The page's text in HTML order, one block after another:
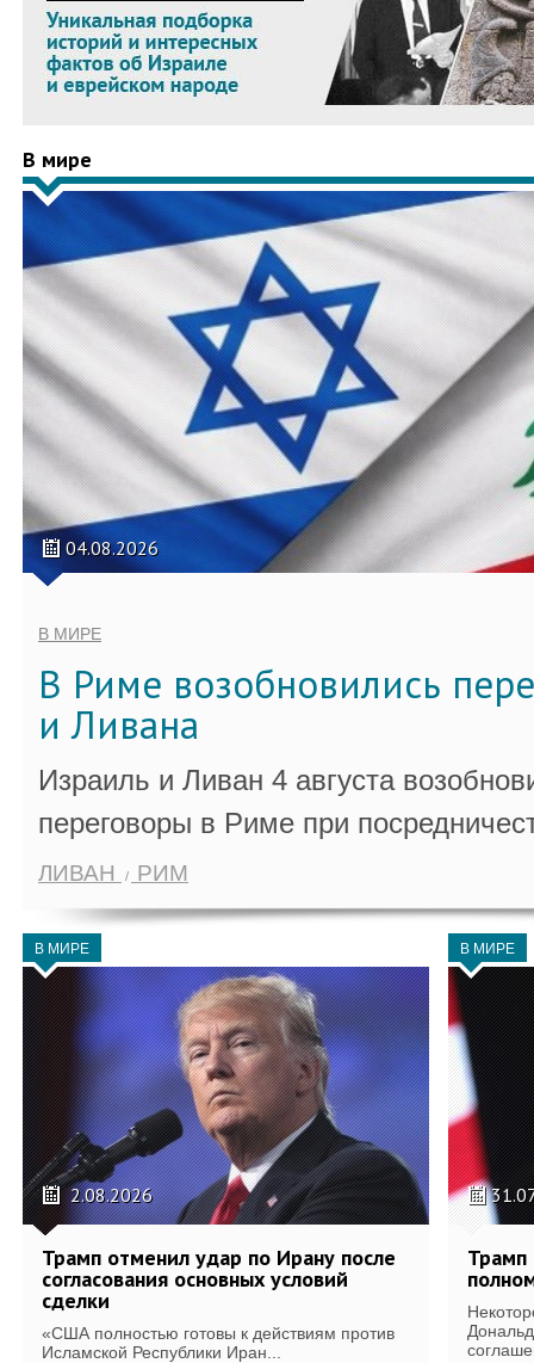
В мире
04.08.2026
В МИРЕ
В Риме возобновились
и Ливана
Израиль и Ливан 4 августа
переговоры в Риме при
ЛИВАН РИМ
В МИРЕ
2.08.2026
Трамп отменил удар по Ирану после
согласования основных условий
сделки
«США полностью готовы к действиям против
Исламской Республики Иран...
В МИРЕ
Трамп